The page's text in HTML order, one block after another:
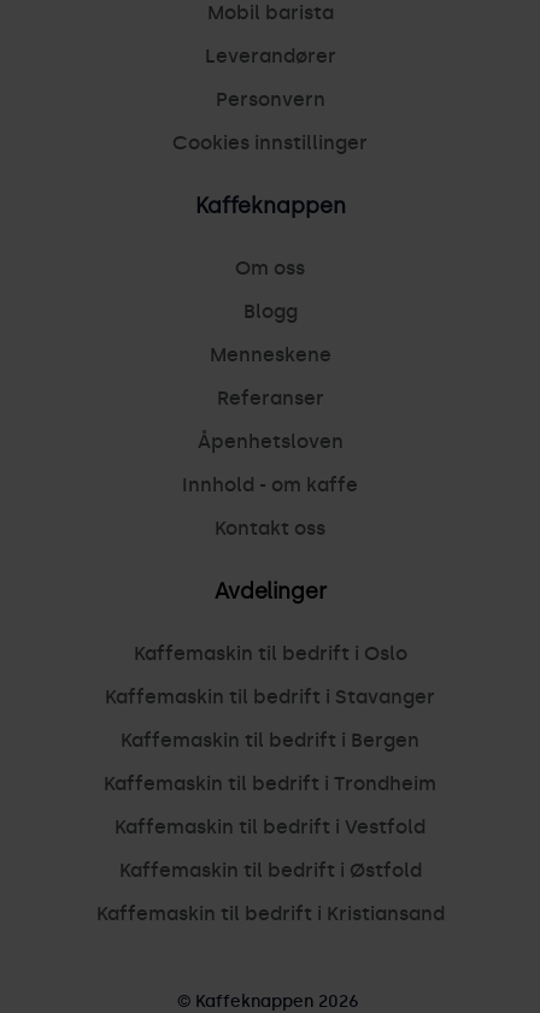
Mobil barista
Leverandører
Personvern
Cookies innstillinger
Kaffeknappen
Om oss
Blogg
Menneskene
Referanser
Åpenhetsloven
Innhold - om kaffe
Kontakt oss
Avdelinger
Kaffemaskin til bedrift i Oslo
Kaffemaskin til bedrift i Stavanger
Kaffemaskin til bedrift i Bergen
Kaffemaskin til bedrift i Trondheim
Kaffemaskin til bedrift i Vestfold
Kaffemaskin til bedrift i Østfold
Kaffemaskin til bedrift i Kristiansand
© Kaffeknappen 2026